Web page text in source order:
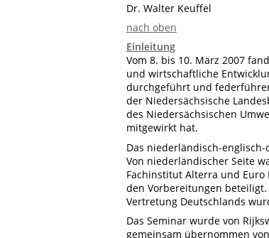
Dr. Walter Keuffel
nach oben
Einleitung
Vom 8. bis 10. März 2007
und wirtschaftliche
durchgeführt und
der Niedersächsische
des Niedersächsischen
mitgewirkt hat.
Das niederländisch-
Von niederländischer Seite
Fachinstitut Alterra und Euro
den Vorbereitungen
Vertretung Deutschlands
Das Seminar wurde von
gemeinsam übernommen